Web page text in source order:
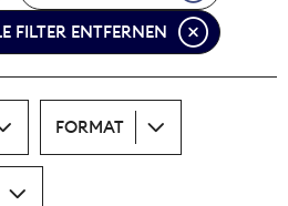
Print
Recht
Tarifpolitik
FILTER ENTFERNEN
FORMAT